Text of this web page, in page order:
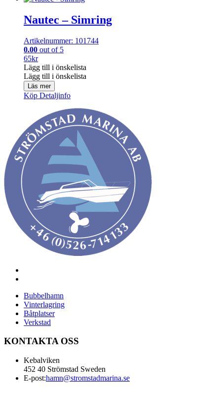
Nautec – Simring
Artikelnummer: 101744
0.00 out of 5
65kr
Lägg till i önskelista
Lägg till i önskelista
Läs mer
Köp Detaljinfo
Bubbelhamn
Vinterlagring
Båtplatser
Verkstad
KONTAKTA OSS
Kebalviken
452 40 Strömstad Sweden
E-post:hamn@stromstadmarina.se